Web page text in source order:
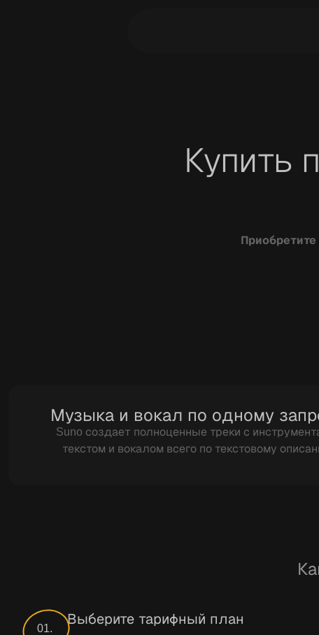
Купить
Музыка и вокал по одному
Suno создает полноценные треки с
текстом и вокалом всего по текстовому
01.
Выберите тарифный план